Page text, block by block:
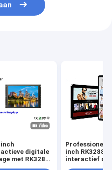
digitale
met RK3288
Professionele
inch RK3288
interactief